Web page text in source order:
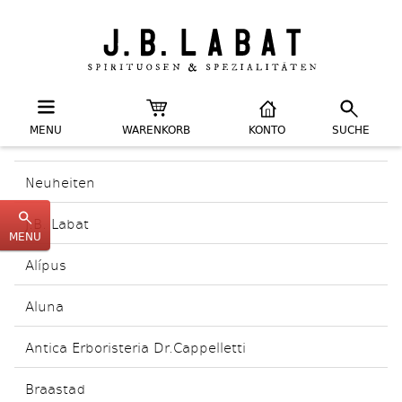
MENU WARENKORB KONTO SUCHE
Neuheiten
J.B. Labat
Alípus
Aluna
Antica Erboristeria Dr.Cappelletti
Braastad
MENU